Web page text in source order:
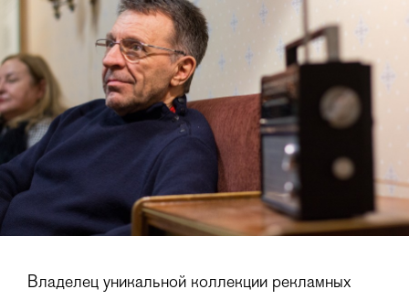
Владелец уникальной коллекции рекламных